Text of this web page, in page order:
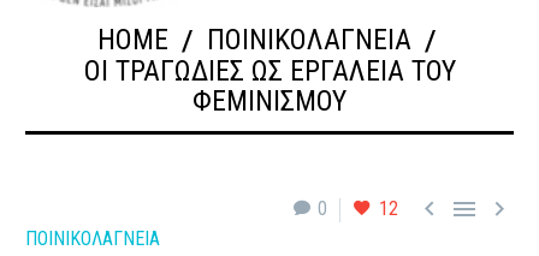
HOME
ΠΟΙΝΙΚΟΛΑΓΝΕΙΑ
ΟΙ ΤΡΑΓΩΔΊΕΣ ΩΣ ΕΡΓΑΛΕΊΑ ΤΟΥ
ΦΕΜΙΝΙΣΜΟΎ
0 12   
ΠΟΙΝΙΚΟΛΑΓΝΕΙΑ